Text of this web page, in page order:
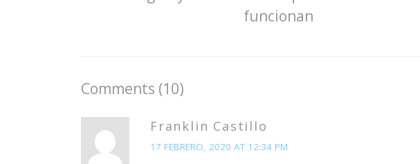
funcionan
Comments (10)
Franklin Castillo
17 FEBRERO, 2020 AT 12:34 PM